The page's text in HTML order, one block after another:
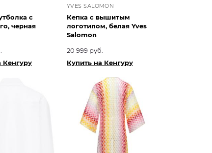
с
черная
Кенгуру
YVES SALOMON
Кепка с вышитым
логотипом, белая Yves
Salomon
20 999 руб.
Купить на Кенгуру